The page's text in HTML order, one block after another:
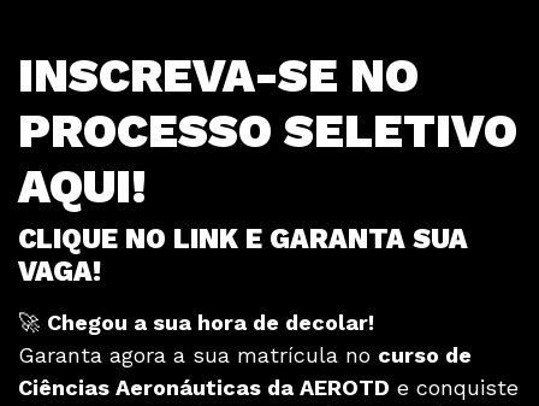
INSCREVA-SE NO
PROCESSO SELETIVO
AQUI!
CLIQUE NO LINK E GARANTA SUA
VAGA!
🚀 Chegou a sua hora de decolar!
Garanta agora a sua matrícula no curso de
Ciências Aeronáuticas da AEROTD e conquiste